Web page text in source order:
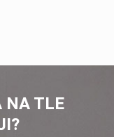
NA TLE